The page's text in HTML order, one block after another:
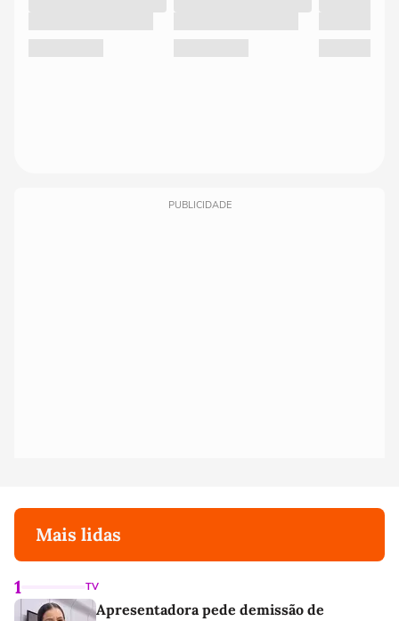
PUBLICIDADE
Mais lidas
1 TV
Apresentadora pede demissão de